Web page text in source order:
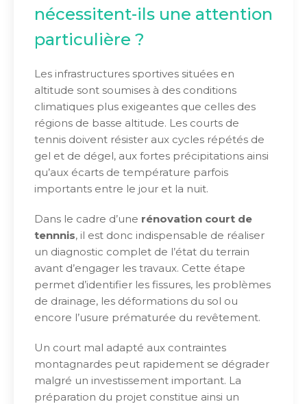
nécessitent-ils une attention
particulière ?
Les infrastructures sportives situées en
altitude sont soumises à des conditions
climatiques plus exigeantes que celles des
régions de basse altitude. Les courts de
tennis doivent résister aux cycles répétés de
gel et de dégel, aux fortes précipitations ainsi
qu’aux écarts de température parfois
importants entre le jour et la nuit.
Dans le cadre d’une rénovation court de
tennnis, il est donc indispensable de réaliser
un diagnostic complet de l’état du terrain
avant d’engager les travaux. Cette étape
permet d’identifier les fissures, les problèmes
de drainage, les déformations du sol ou
encore l’usure prématurée du revêtement.
Un court mal adapté aux contraintes
montagnardes peut rapidement se dégrader
malgré un investissement important. La
préparation du projet constitue ainsi un